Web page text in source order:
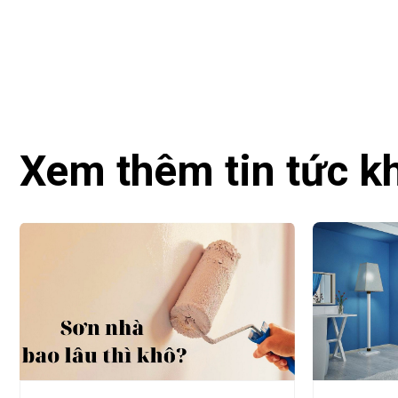
Xem thêm tin tức